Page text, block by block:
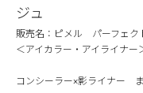
ジュ
販売名：ピメル パーフェク
＜アイカラー・アイライナー
コンシーラー×影ライナー